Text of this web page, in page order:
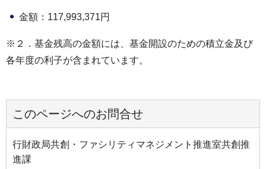
⾦額：117,993,371円
※２．基⾦残⾼の⾦額には、基⾦開設のための積⽴⾦及び
各年度の利⼦が含まれています。
このページへのお問合せ
行財政局共創・ファシリティマネジメント推進室共創推
進課